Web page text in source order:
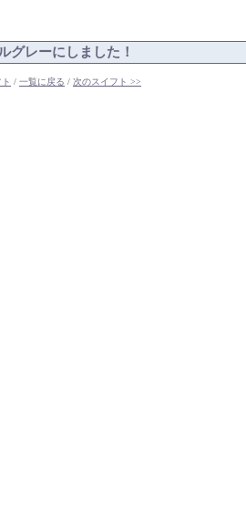
グレーにしました！
/ 一覧に戻る / 次のスイフト >>